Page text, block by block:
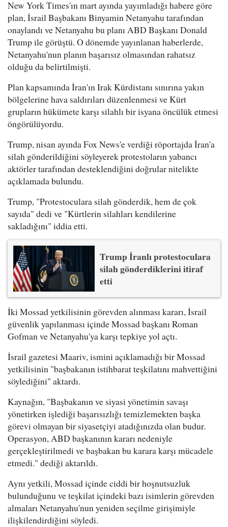
New York Times'ın mart ayında yayımladığı habere göre
plan, İsrail Başbakanı Binyamin Netanyahu tarafından
onaylandı ve Netanyahu bu planı ABD Başkanı Donald
Trump ile görüştü. O dönemde yayınlanan haberlerde,
Netanyahu'nun planın başarısız olmasından rahatsız
olduğu da belirtilmişti.
Plan kapsamında İran'ın Irak Kürdistanı sınırına yakın
bölgelerine hava saldırıları düzenlenmesi ve Kürt
grupların hükümete karşı silahlı bir isyana öncülük etmesi
öngörülüyordu.
Trump, nisan ayında Fox News'e verdiği röportajda İran'a
silah gönderildiğini söyleyerek protestoların yabancı
aktörler tarafından desteklendiğini doğrular nitelikte
açıklamada bulundu.
Trump, "Protestoculara silah gönderdik, hem de çok
sayıda" dedi ve "Kürtlerin silahları kendilerine
sakladığını" iddia etti.
Trump İranlı protestoculara
silah gönderdiklerini itiraf
etti
İki Mossad yetkilisinin görevden alınması kararı, İsrail
güvenlik yapılanması içinde Mossad başkanı Roman
Gofman ve Netanyahu'ya karşı tepkiye yol açtı.
İsrail gazetesi Maariv, ismini açıklamadığı bir Mossad
yetkilisinin "başbakanın istihbarat teşkilatını mahvettiğini
söylediğini" aktardı.
Kaynağın, "Başbakanın ve siyasi yönetimin savaşı
yönetirken işlediği başarısızlığı temizlemekten başka
görevi olmayan bir siyasetçiyi atadığınızda olan budur.
Operasyon, ABD başkanının kararı nedeniyle
gerçekleştirilmedi ve başbakan bu karara karşı mücadele
etmedi." dediği aktarıldı.
Aynı yetkili, Mossad içinde ciddi bir hoşnutsuzluk
bulunduğunu ve teşkilat içindeki bazı isimlerin görevden
almaları Netanyahu'nun yeniden seçilme girişimiyle
ilişkilendirdiğini söyledi.